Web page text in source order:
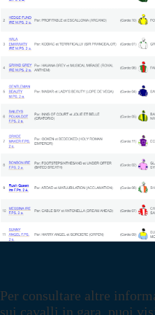
Per consultare altre
sui cavalli in gara, puoi